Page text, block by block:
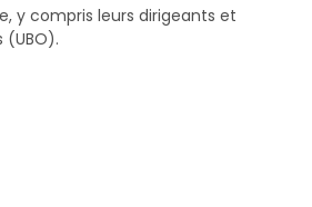
y compris leurs dirigeants et